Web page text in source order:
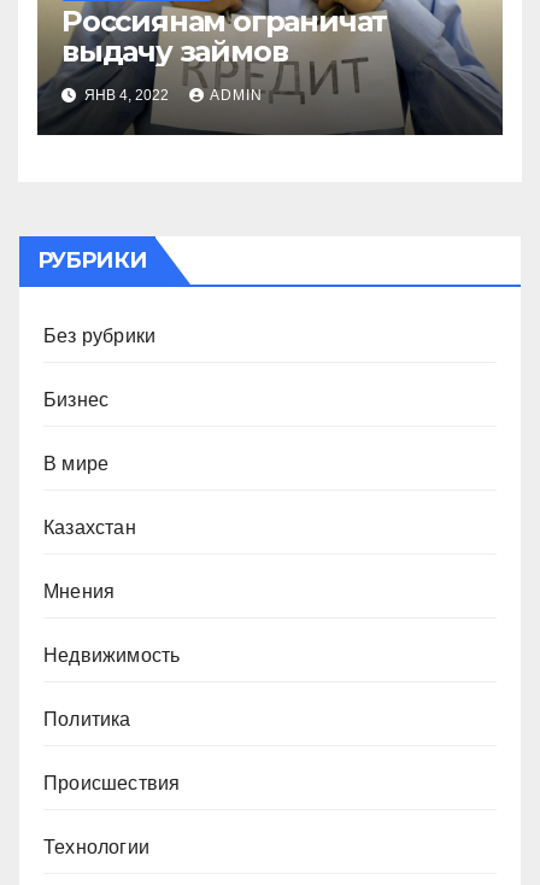
Россиянам ограничат
выдачу займов
ЯНВ 4, 2022 ADMIN
РУБРИКИ
Без рубрики
Бизнес
В мире
Казахстан
Мнения
Недвижимость
Политика
Происшествия
Технологии